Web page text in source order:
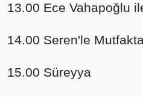
13.00 Ece Vahapoğlu
14.00 Seren'le
15.00 Süreyya